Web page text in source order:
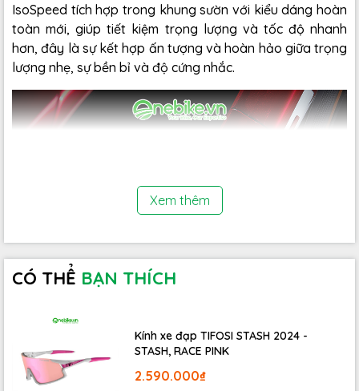
IsoSpeed tích hợp trong khung sườn với kiểu dáng hoàn
toàn mới, giúp tiết kiệm trọng lượng và tốc độ nhanh
hơn, đây là sự kết hợp ấn tượng và hoàn hảo giữa trọng
lượng nhẹ, sự bền bỉ và độ cứng nhắc.
Hệ thống chứa đựng phụ kiện tích hợp bên trong khung
sườn cực kỳ độc đáo, mang lại hiệu quả sử dụng tiện lợi,
linh hoạt và cảm giác cao cấp của một chiếc xe được
Xem thêm
CÓ THỂ BẠN THÍCH
Kính xe đạp TIFOSI STASH 2024 -
STASH, RACE PINK
2.590.000₫